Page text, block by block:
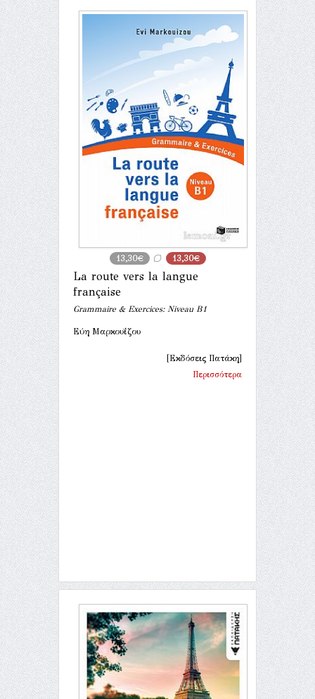
13,30€ 13,30€
La route vers la langue
française
Grammaire & Exercices: Niveau B1
Εύη Μαρκουΐζου
[Εκδόσεις Πατάκη]
Περισσότερα